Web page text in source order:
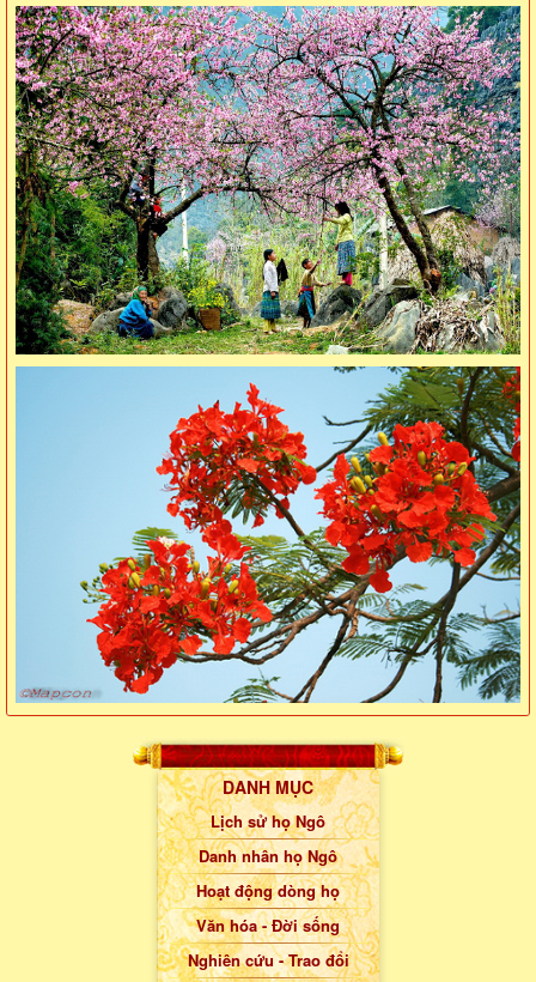
DANH MỤC
Lịch sử họ Ngô
Danh nhân họ Ngô
Hoạt động dòng họ
Văn hóa - Đời sống
Nghiên cứu - Trao đổi